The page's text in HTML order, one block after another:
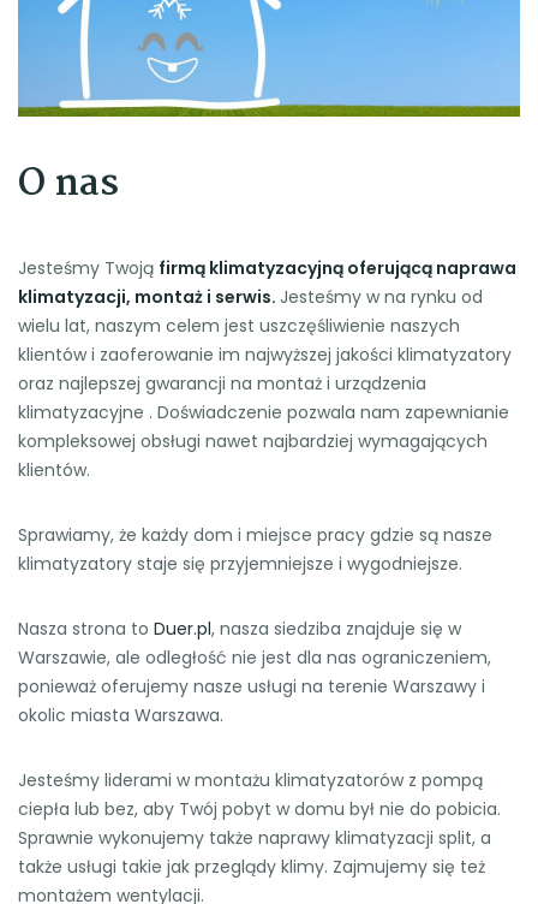
O nas
Jesteśmy Twoją firmą klimatyzacyjną oferującą naprawa
klimatyzacji, montaż i serwis. Jesteśmy w na rynku od
wielu lat, naszym celem jest uszczęśliwienie naszych
klientów i zaoferowanie im najwyższej jakości klimatyzatory
oraz najlepszej gwarancji na montaż i urządzenia
klimatyzacyjne . Doświadczenie pozwala nam zapewnianie
kompleksowej obsługi nawet najbardziej wymagających
klientów.
Sprawiamy, że każdy dom i miejsce pracy gdzie są nasze
klimatyzatory staje się przyjemniejsze i wygodniejsze.
Nasza strona to Duer.pl, nasza siedziba znajduje się w
Warszawie, ale odległość nie jest dla nas ograniczeniem,
ponieważ oferujemy nasze usługi na terenie Warszawy i
okolic miasta Warszawa.
Jesteśmy liderami w montażu klimatyzatorów z pompą
ciepła lub bez, aby Twój pobyt w domu był nie do pobicia.
Sprawnie wykonujemy także naprawy klimatyzacji split, a
także usługi takie jak przeglądy klimy. Zajmujemy się też
montażem wentylacji.